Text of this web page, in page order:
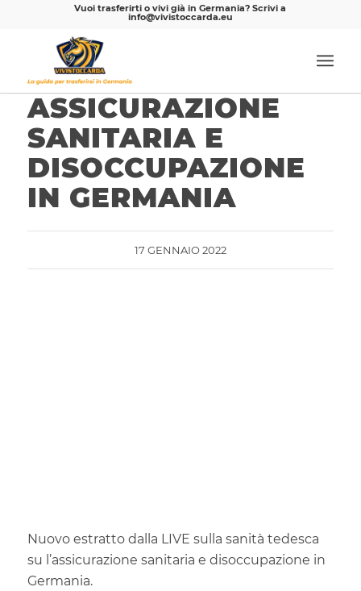
Vuoi trasferirti o vivi già in Germania? Scrivi a
info@vivistoccarda.eu
ASSICURAZIONE
SANITARIA E
DISOCCUPAZIONE
IN GERMANIA
17 GENNAIO 2022
Nuovo estratto dalla LIVE sulla sanità tedesca
su l’assicurazione sanitaria e disoccupazione in
Germania.